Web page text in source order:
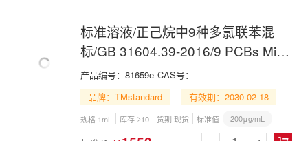
标准溶液/正己烷中9种多氯联苯混
标/GB 31604.39-2016/9 PCBs Mix
in n-Hexane
产品编号： 81659e CAS号：
品牌：TMstandard
有效期：2030-02-18
规格 1mL 库存 ≥10 货期 现货 标准值 200μg/mL